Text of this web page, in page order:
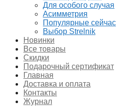
Для особого случая
Асимметрия
Популярные сейчас
Выбор Strelnik
Новинки
Все товары
Скидки
Подарочный сертификат
Главная
Доставка и оплата
Контакты
Журнал